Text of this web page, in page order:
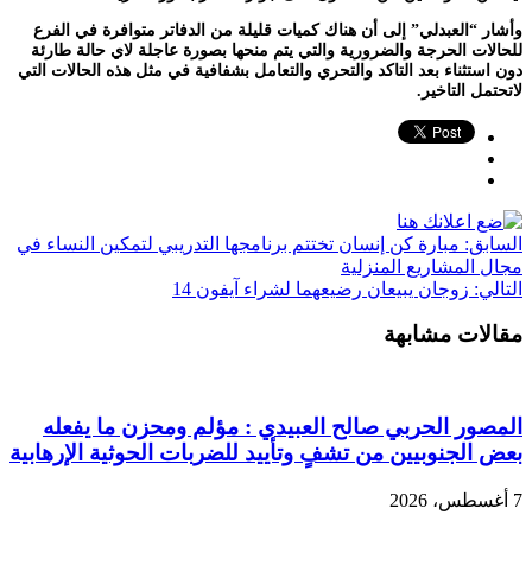
وأشار “العبدلي” إلى أن هناك كميات قليلة من الدفاتر متوافرة في الفرع
للحالات الحرجة والضرورية والتي يتم منحها بصورة عاجلة لاي حالة طارئة
دون استثناء بعد التاكد والتحري والتعامل بشفافية في مثل هذه الحالات التي
لاتحتمل التاخير.
السابق: مبارة كن إنسان تختتم برنامجها التدريبي لتمكين النساء في
مجال المشاريع المنزلية
التالي: زوجان يبيعان رضيعهما لشراء آيفون 14
مقالات مشابهة
المصور الحربي صالح العبيدي : مؤلم ومحزن ما يفعله
بعض الجنوبيين من تشفٍ وتأييد للضربات الحوثية الإرهابية
7 أغسطس، 2026